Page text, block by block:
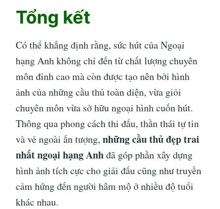
Tổng kết
Có thể khẳng định rằng, sức hút của Ngoại
hạng Anh không chỉ đến từ chất lượng chuyên
môn đỉnh cao mà còn được tạo nên bởi hình
ảnh của những cầu thủ toàn diện, vừa giỏi
chuyên môn vừa sở hữu ngoại hình cuốn hút.
Thông qua phong cách thi đấu, thần thái tự tin
và vẻ ngoài ấn tượng, những cầu thủ đẹp trai
nhất ngoại hạng Anhđã góp phần xây dựng
hình ảnh tích cực cho giải đấu cũng như truyền
cảm hứng đến người hâm mộ ở nhiều độ tuổi
khác nhau.